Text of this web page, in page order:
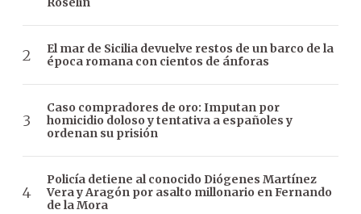
El mar de Sicilia devuelve restos de un barco de la
época romana con cientos de ánforas
Caso compradores de oro: Imputan por
homicidio doloso y tentativa a españoles y
ordenan su prisión
Policía detiene al conocido Diógenes Martínez
Vera y Aragón por asalto millonario en Fernando
de la Mora